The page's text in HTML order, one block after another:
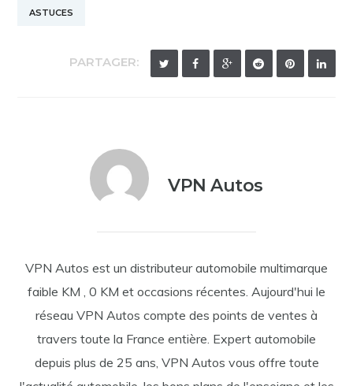
ASTUCES
PARTAGER:
VPN Autos
VPN Autos est un distributeur automobile multimarque
faible KM , 0 KM et occasions récentes. Aujourd'hui le
réseau VPN Autos compte des points de ventes à
travers toute la France entière. Expert automobile
depuis plus de 25 ans, VPN Autos vous offre toute